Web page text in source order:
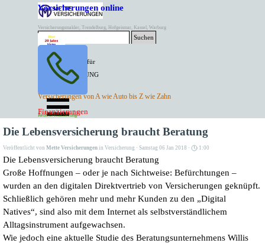
Direkt zum Seiteninhalt
Versicherungen online
Versicherungsmakler, Trendelburg, Hofgeismar, Kassel, Warburg
BESTER PREIS für
SPITZEN LEISTUNG
ANGEBOTE
Versicherungen von A wie Auto bis Z wie Zahn
Kontakt Tel. 05671/7799991
Mette Versicherungen
Suchen
Versicherungen
Finanzierungen
Rentenversicherung
Menü überspringen
Die Lebensversicherung braucht Beratung
Veröffentlicht von Mette Versicherungen in Versicherung · Samstag 06 Jan 2018 · 1:00
Die Lebensversicherung braucht Beratung
Große Hoffnungen – oder je nach Sichtweise: Befürchtungen –
wurden an den digitalen Direktvertrieb von Versicherungen geknüpft.
Schließlich gehören mehr und mehr Kunden zu den „Digital
Natives“, sind also mit dem Internet als selbstverständlichem
Alltagsinstrument aufgewachsen.
Wie jedoch eine aktuelle Studie des Beratungsunternehmens Willis